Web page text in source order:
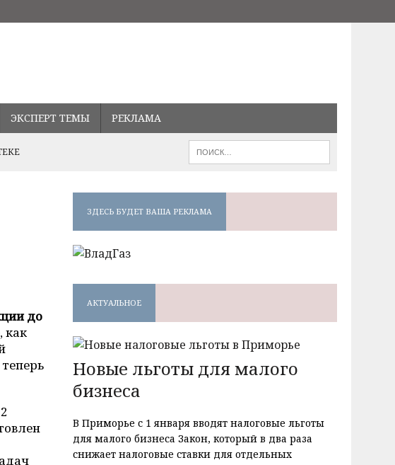
ЭКСПЕРТ ТЕМЫ РЕКЛАМА
до
как
ЗДЕСЬ БУДЕТ ВАША РЕКЛАМА
АКТУАЛЬНОЕ
Новые льготы для малого
бизнеса
В Приморье с 1 января вводят налоговые льготы
для малого бизнеса Закон, который в два раза
снижает налоговые ставки для отдельных